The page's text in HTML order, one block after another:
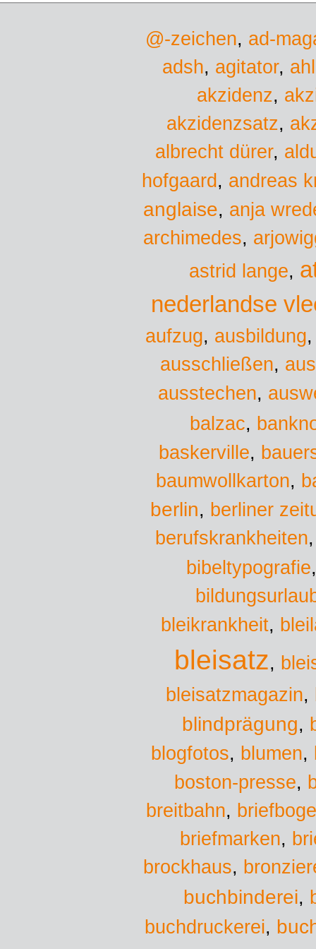
@-zeichen, ad-
adsh, agitator,
akzidenz,
akzidenzsatz,
albrecht dürer,
hofgaard , andreas
anglaise, anja
archimedes,
astrid lange,
nederlandse
aufzug, ausbildung
ausschließen,
ausstechen,
balzac,
baskerville,
baumwollkarton,
berlin, berliner
berufskrankheiten
bibeltypografie
bleikrankheit,
bleisatz,
bleisatzmagazin,
blindprägung,
blogfotos, blumen,
boston-presse,
breitbahn,
briefmarken,
brockhaus,
buchbinderei,
buchdruckerei,